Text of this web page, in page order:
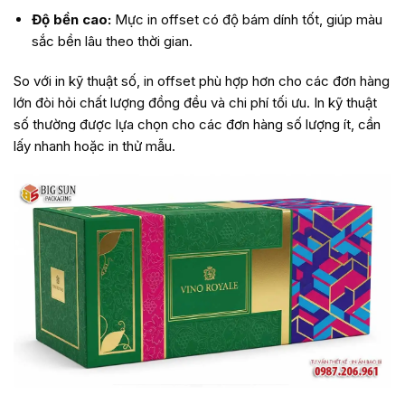
Độ bền cao:Mực in offset có độ bám dính tốt, giúp màu
sắc bền lâu theo thời gian.
So với in kỹ thuật số, in offset phù hợp hơn cho các đơn hàng
lớn đòi hỏi chất lượng đồng đều và chi phí tối ưu. In kỹ thuật
số thường được lựa chọn cho các đơn hàng số lượng ít, cần
lấy nhanh hoặc in thử mẫu.